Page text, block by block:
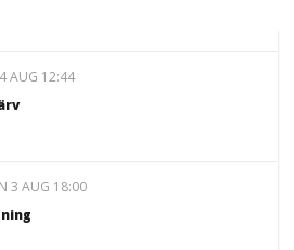
AUG 12:44
3 AUG 18:00